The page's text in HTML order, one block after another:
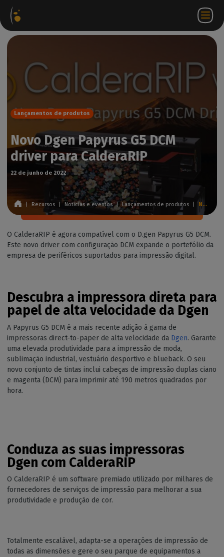
PT
Lançamentos de produtos
Novo Dgen Papyrus G5 DCM
driver para CalderaRIP
22 de junho de 2022
Recursos Notícias e eventos | Lançamentos de produtos Novo Dgen Papyrus G5 DCM driver para CalderaRIP
O CalderaRIP é agora compatível com o D.gen Papyrus G5 DCM.
Este novo driver com configuração DCM expande o portefólio da
empresa de periféricos suportados para impressão digital.
Descubra a impressora direta para
papel de alta velocidade da Dgen
A Papyrus G5 DCM é a mais recente adição à gama de
impressoras direct-to-paper de alta velocidade da Dgen. Garante
uma elevada produtividade para a impressão de moda,
sublimação industrial, vestuário desportivo e blueback. O seu
novo conjunto de tintas inclui cabeças de impressão duplas ciano
e magenta (DCM) para imprimir até 190 metros quadrados por
hora.
Conduza as suas impressoras
Dgen com CalderaRIP
O CalderaRIP é um software premiado utilizado por milhares de
fornecedores de serviços de impressão para melhorar a sua
produtividade e produção de cor.
Totalmente escalável, adapta-se a operações de impressão de
todas as dimensões e gere o seu parque de equipamentos a